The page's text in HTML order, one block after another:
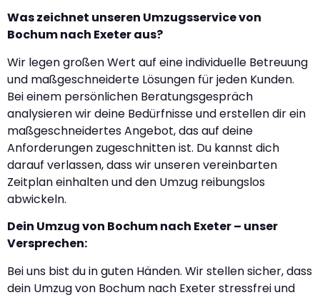
Was zeichnet unseren Umzugsservice von
Bochum nach Exeter aus?
Wir legen großen Wert auf eine individuelle Betreuung
und maßgeschneiderte Lösungen für jeden Kunden.
Bei einem persönlichen Beratungsgespräch
analysieren wir deine Bedürfnisse und erstellen dir ein
maßgeschneidertes Angebot, das auf deine
Anforderungen zugeschnitten ist. Du kannst dich
darauf verlassen, dass wir unseren vereinbarten
Zeitplan einhalten und den Umzug reibungslos
abwickeln.
Dein Umzug von Bochum nach Exeter – unser
Versprechen:
Bei uns bist du in guten Händen. Wir stellen sicher, dass
dein Umzug von Bochum nach Exeter stressfrei und